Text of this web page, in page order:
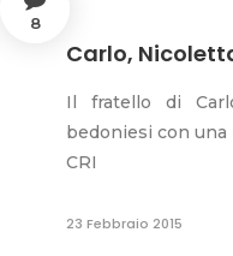
8
Carlo,
Il fratello di
bedoniesi con una
CRI
23 Febbraio 2015